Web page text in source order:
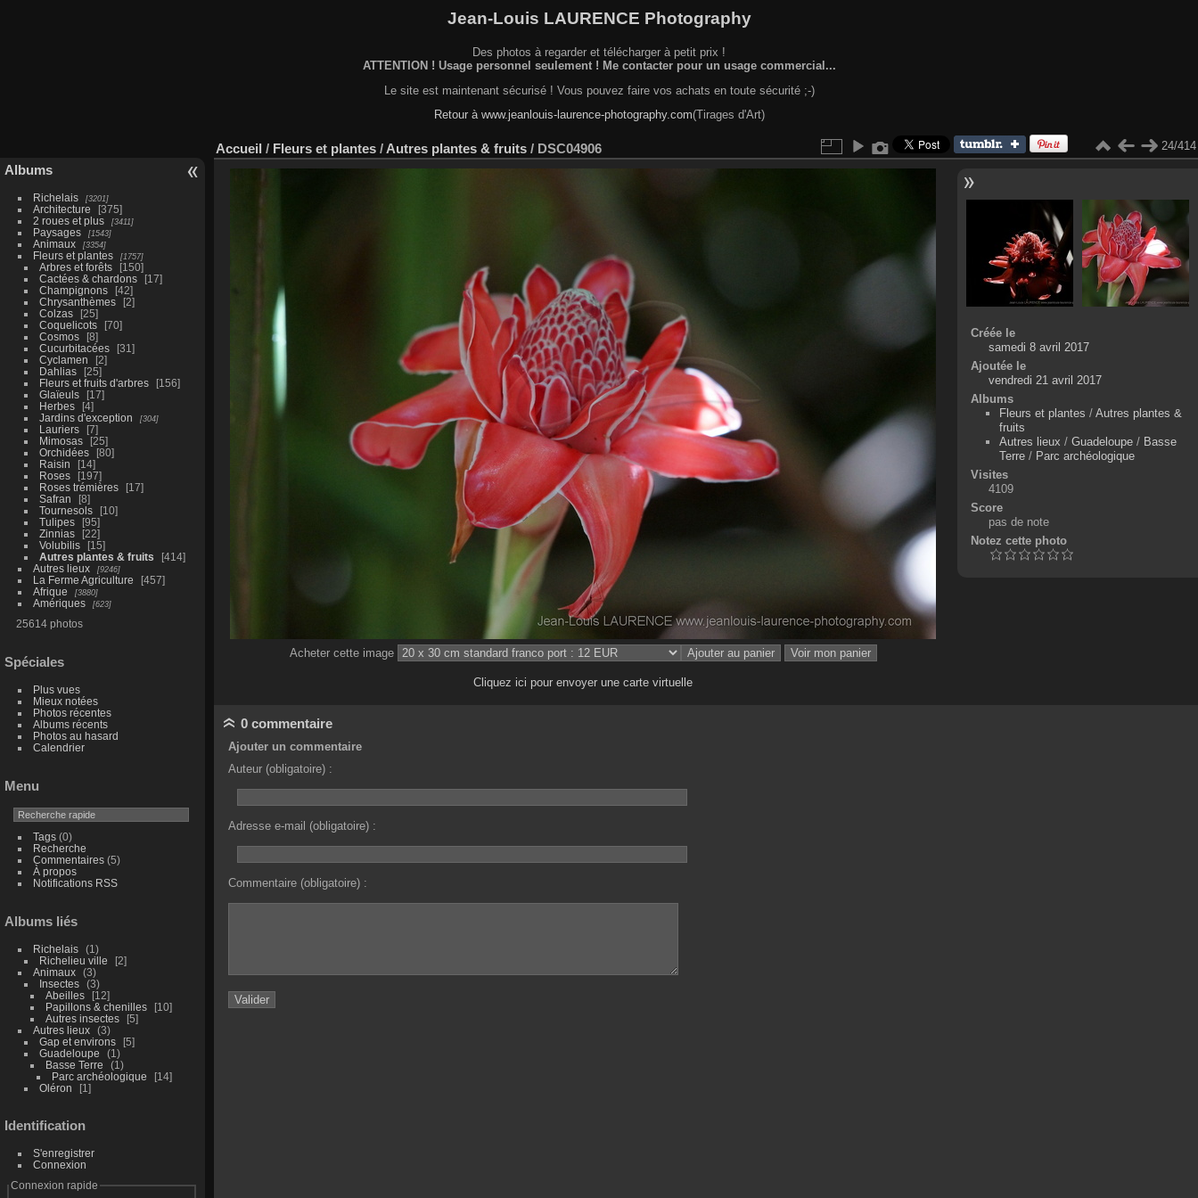
Jean-Louis LAURENCE Photography
Des photos à regarder et télécharger à petit prix !
ATTENTION ! Usage personnel seulement ! Me contacter pour un usage commercial...
Le site est maintenant sécurisé ! Vous pouvez faire vos achats en toute sécurité ;-)
Retour à www.jeanlouis-laurence-photography.com(Tirages d'Art)
Albums
Richelais 3201
Architecture
375
2 roues et plus
3411
Paysages 1543
Animaux 3354
Fleurs et plantes 1757
Arbres et forêts
150
Cactées & chardons
17
Champignons
42
Chrysanthèmes
2
Colzas
25
Coquelicots
70
Cosmos
8
Cucurbitacées
31
Cyclamen
2
Dahlias
25
Fleurs et fruits d'arbres
156
Glaïeuls
17
Herbes
4
Jardins d'exception
304
Lauriers
7
Mimosas
25
Orchidées
80
Raisin
14
Roses
197
Roses trémières
17
Safran
8
Tournesols
10
Tulipes
95
Zinnias
22
Volubilis
15
Autres plantes & fruits
414
Autres lieux
9246
La Ferme Agriculture
457
Afrique
3880
Amériques 623
25614 photos
Spéciales
Plus vues
Mieux notées
Photos récentes
Albums récents
Photos au hasard
Calendrier
Menu
Tags(0)
Recherche
Commentaires(5)
À propos
Notifications RSS
Albums liés
Richelais
1
Richelieu ville
2
Animaux
3
Insectes
3
Abeilles
12
Papillons & chenilles
10
Autres insectes
5
Autres lieux
3
Gap et environs
5
Guadeloupe
1
Basse Terre
1
Parc archéologique
14
Oléron
1
Identification
S'enregistrer
Connexion
Connexion rapide
Accueil / Fleurs et plantes / Autres plantes & fruits / DSC04906 24/414
Acheter cette image
Cliquez ici pour envoyer une carte virtuelle
Créée le
samedi 8 avril 2017
Ajoutée le
vendredi 21 avril 2017
Albums
Fleurs et plantes /Autres plantes &
fruits
Autres lieux /Guadeloupe / Basse
Terre / Parc archéologique
Visites
4109
Score
pas de note
Notez cette photo
0 commentaire
Ajouter un commentaire
Auteur (obligatoire) :
Adresse e-mail (obligatoire) :
Commentaire (obligatoire) :